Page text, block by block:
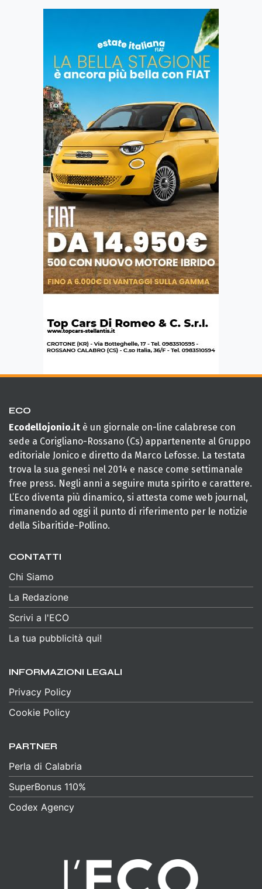
ECO
Ecodellojonio.it è un giornale on-line calabrese con
sede a Corigliano-Rossano (Cs) appartenente al Gruppo
editoriale Jonico e diretto da Marco Lefosse. La testata
trova la sua genesi nel 2014 e nasce come settimanale
free press. Negli anni a seguire muta spirito e carattere.
L’Eco diventa più dinamico, si attesta come web journal,
rimanendo ad oggi il punto di riferimento per le notizie
della Sibaritide-Pollino.
CONTATTI
Chi Siamo
La Redazione
Scrivi a l'ECO
La tua pubblicità qui!
INFORMAZIONI LEGALI
Privacy Policy
Cookie Policy
PARTNER
Perla di Calabria
SuperBonus 110%
Codex Agency